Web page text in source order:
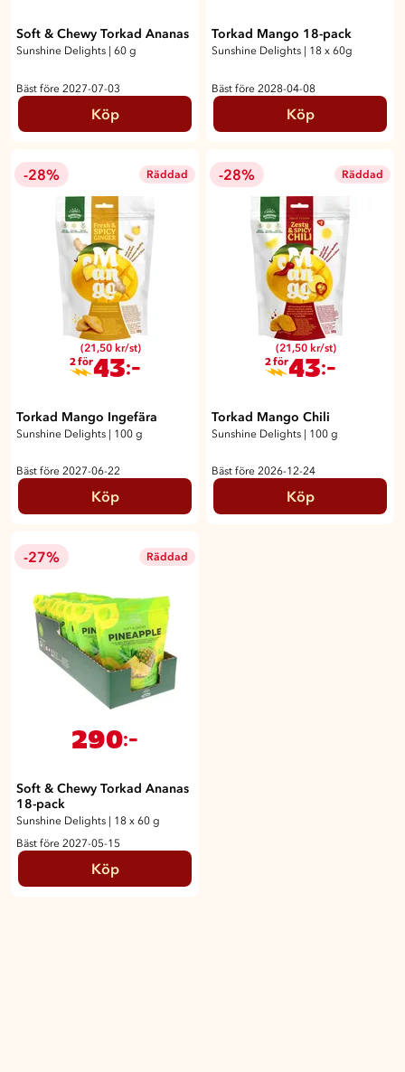
Soft & Chewy Torkad Ananas
Sunshine Delights 60 g
Bäst före 2027-07-03
Köp
Torkad Mango 18-pack
Sunshine Delights 18 x 60g
Bäst före 2028-04-08
Köp
-28% Räddad
(21,50 kr/st)
2 för43:-
Torkad Mango Ingefära
Sunshine Delights | 100 g
Bäst före 2027-06-22
Köp
-28% Räddad
(21,50 kr/st)
2 för43:-
Torkad Mango Chili
Sunshine Delights | 100 g
Bäst före 2026-12-24
Köp
-27% Räddad
290:-
Soft & Chewy Torkad Ananas
18-pack
Sunshine Delights
18 x 60 g
Bäst före 2027-05-15
Köp